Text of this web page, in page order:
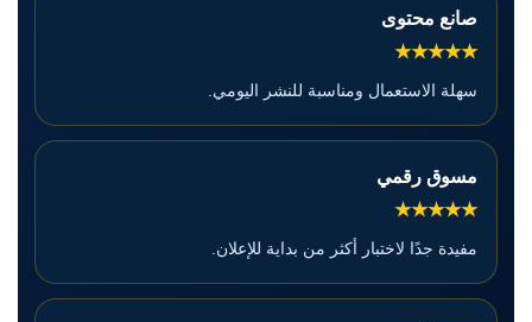
صانع محتوى
★★★★★
سهلة الاستعمال ومناسبة للنشر اليومي.
مسوق رقمي
★★★★★
مفيدة جدًا لاختبار أكثر من بداية للإعلان.